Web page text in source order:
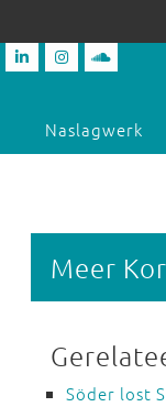
Naslagwerk
Meer
Söder lost